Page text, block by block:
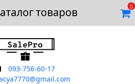
товаров 0
Отзывы Скидки Контакты
093-756-60-17